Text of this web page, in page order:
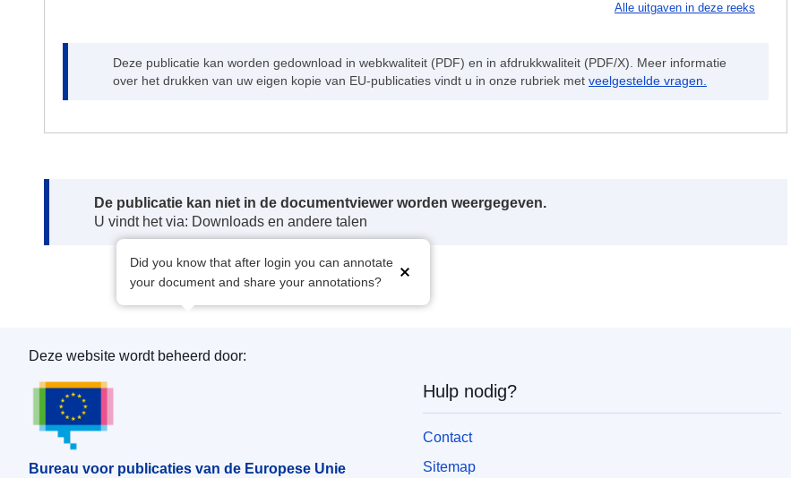
Alle uitgaven in deze reeks
Deze publicatie kan worden gedownload in webkwaliteit (PDF) en in afdrukkwaliteit (PDF/X). Meer informatie
over het drukken van uw eigen kopie van EU-publicaties vindt u in onze rubriek met veelgestelde vragen.
Note:
De publicatie kan niet in de documentviewer worden weergegeven.
U vindt het via: Downloads en andere talen
Did you know that after login you can annotate
your document and share your annotations?
Bureau voor publicaties van de Europese Unie
Deze website wordt beheerd door:
Bureau voor publicaties van de Europese Unie
Hulp nodig?
Contact
Sitemap